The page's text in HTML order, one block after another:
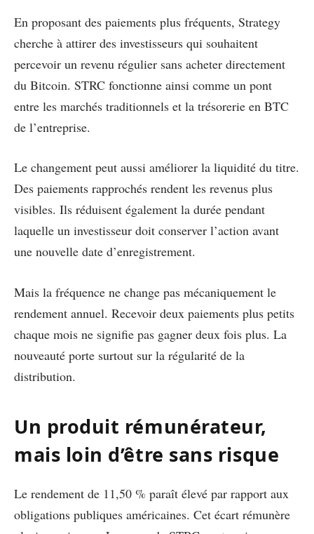
En proposant des paiements plus fréquents, Strategy
cherche à attirer des investisseurs qui souhaitent
percevoir un revenu régulier sans acheter directement
du Bitcoin. STRC fonctionne ainsi comme un pont
entre les marchés traditionnels et la trésorerie en BTC
de l’entreprise.
Le changement peut aussi améliorer la liquidité du titre.
Des paiements rapprochés rendent les revenus plus
visibles. Ils réduisent également la durée pendant
laquelle un investisseur doit conserver l’action avant
une nouvelle date d’enregistrement.
Mais la fréquence ne change pas mécaniquement le
rendement annuel. Recevoir deux paiements plus petits
chaque mois ne signifie pas gagner deux fois plus. La
nouveauté porte surtout sur la régularité de la
distribution.
Un produit rémunérateur,
mais loin d’être sans risque
Le rendement de 11,50 % paraît élevé par rapport aux
obligations publiques américaines. Cet écart rémunère